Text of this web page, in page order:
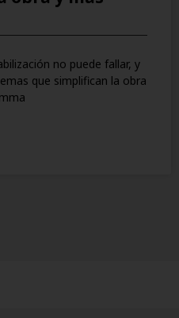
no puede fallar, y
que simplifican la obra